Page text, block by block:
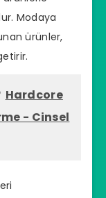
Modaya
ürünler,
Hardcore
- Cinsel